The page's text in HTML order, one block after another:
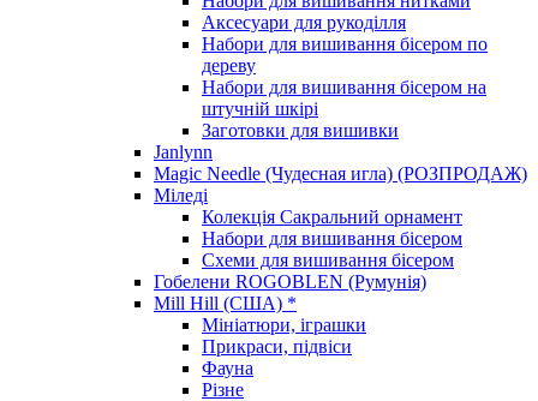
Аксесуари для рукоділля
Набори для вишивання бісером по
дереву
Набори для вишивання бісером на
штучній шкірі
Заготовки для вишивки
Janlynn
Magic Needle (Чудесная игла) (РОЗПРОДАЖ)
Міледі
Колекція Сакральний орнамент
Набори для вишивання бісером
Схеми для вишивання бісером
Гобелени ROGOBLEN (Румунія)
Mill Hill (США) *
Мініатюри, іграшки
Прикраси, підвіси
Фауна
Різне